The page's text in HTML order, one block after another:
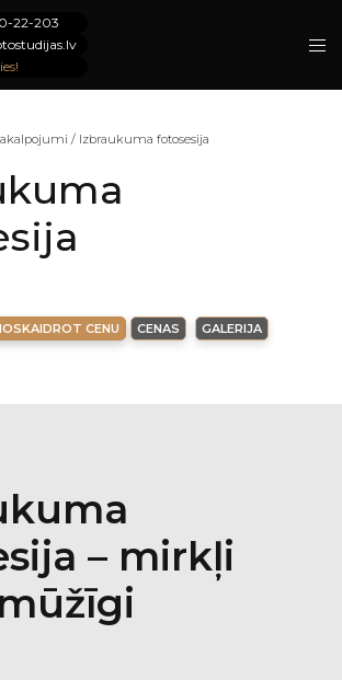
22-203
/ Izbraukuma fotosesija
CENU CENAS
GALERIJA
– mirkļi